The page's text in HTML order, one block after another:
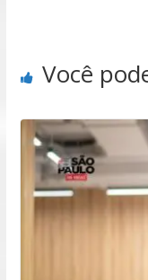
Você